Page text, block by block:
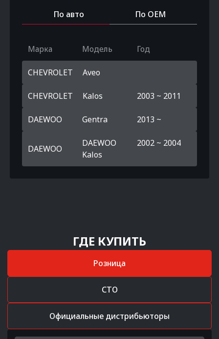
По авто По OEM
Марка Модель Год
CHEVROLET Aveo
CHEVROLET Kalos 2003 ~ 2011
DAEWOO Gentra 2013 ~
DAEWOO
DAEWOO
Kalos
2002 ~ 2004
ГДЕ КУПИТЬ
Розница
СТО
Официальные дистрибьюторы